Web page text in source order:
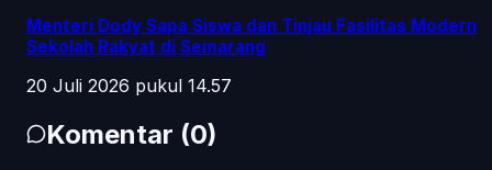
Menteri Dody Sapa Siswa dan Tinjau Fasilitas Modern
Sekolah Rakyat di Semarang
20 Juli 2026 pukul 14.57
Komentar (0)